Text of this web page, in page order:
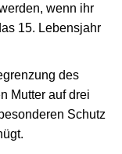
wenn ihr
15. Lebensjahr
des
Mutter auf drei
Schutz